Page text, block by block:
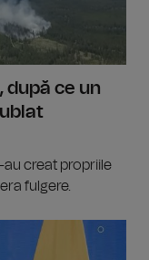
după ce un
au creat propriile
fulgere.